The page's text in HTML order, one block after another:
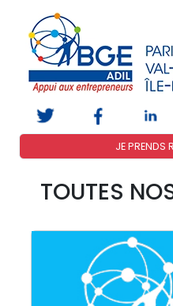
JE PRENDS
TOUTES